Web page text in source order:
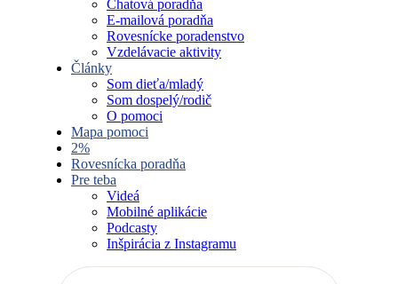
Chatová poradňa
E-mailová poradňa
Rovesnícke poradenstvo
Vzdelávacie aktivity
Články
Som dieťa/mladý
Som dospelý/rodič
O pomoci
Mapa pomoci
2%
Rovesnícka poradňa
Pre teba
Videá
Mobilné aplikácie
Podcasty
Inšpirácia z Instagramu